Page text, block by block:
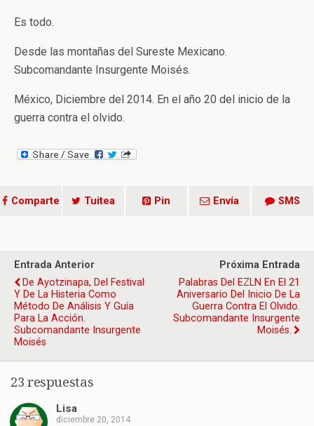
Es todo.
Desde las montañas del Sureste Mexicano.
Subcomandante Insurgente Moisés.
México, Diciembre del 2014. En el año 20 del inicio de la
guerra contra el olvido.
Comparte Tuitea Pin Envía SMS
Entrada Anterior
De Ayotzinapa, Del Festival
Y De La Histeria Como
Método De Análisis Y Guía
Para La Acción.
Subcomandante Insurgente
Moisés
Próxima Entrada
Palabras Del EZLN En El 21
Aniversario Del Inicio De La
Guerra Contra El Olvido.
Subcomandante Insurgente
Moisés.
23 respuestas
Lisa
diciembre 20, 2014